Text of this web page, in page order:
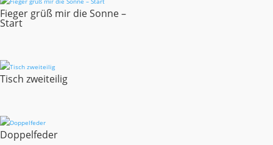
Fieger grüß mir die Sonne –
Start
Tisch zweiteilig
Doppelfeder